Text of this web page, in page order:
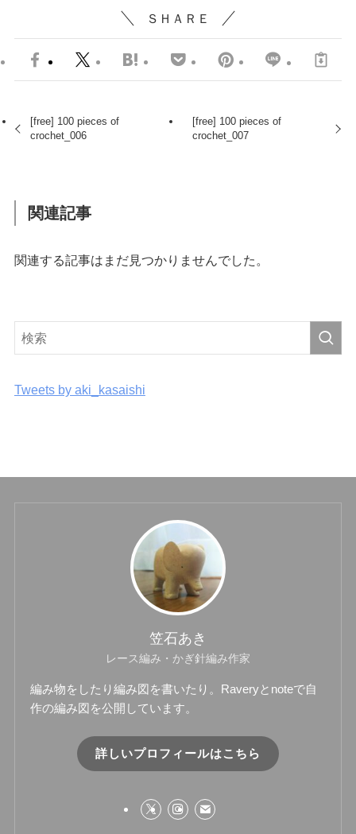
ＳＨＡＲＥ
[free] 100 pieces of
crochet_006
[free] 100 pieces of
crochet_007
関連記事
関連する記事はまだ見つかりませんでした。
Tweets by aki_kasaishi
笠石あき
レース編み・かぎ針編み作家
編み物をしたり編み図を書いたり。Raveryとnoteで自
作の編み図を公開しています。
詳しいプロフィールはこちら